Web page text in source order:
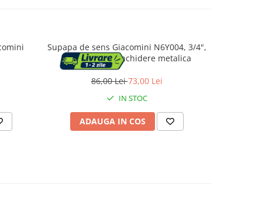
Supapa de sens Giacomini N6Y004, 3/4",
din alama, cu inchidere metalica
86,00 Lei73,00 Lei
IN STOC
ADAUGA IN COS